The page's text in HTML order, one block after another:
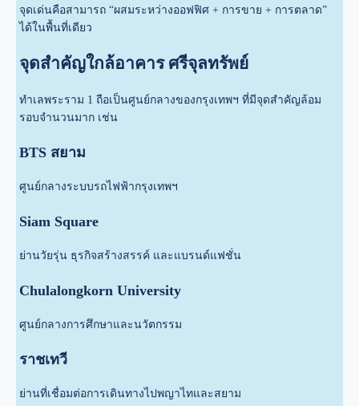
จุดเด่นคือสามารถ “ผสมระหว่างออฟฟิศ + การขาย + การตลาด”
ได้ในพื้นที่เดียว
จุดสำคัญใกล้อาคาร ศรีจุลทรัพย์
ทำเลพระราม 1 ถือเป็นศูนย์กลางของกรุงเทพฯ ที่มีจุดสำคัญล้อม
รอบจำนวนมาก เช่น
BTS สยาม
ศูนย์กลางระบบรถไฟฟ้ากรุงเทพฯ
Siam Square
ย่านวัยรุ่น ธุรกิจสร้างสรรค์ และแบรนด์แฟชั่น
Chulalongkorn University
ศูนย์กลางการศึกษาและนวัตกรรม
ราชเทวี
ย่านที่เชื่อมต่อการเดินทางไปพญาไทและสยาม